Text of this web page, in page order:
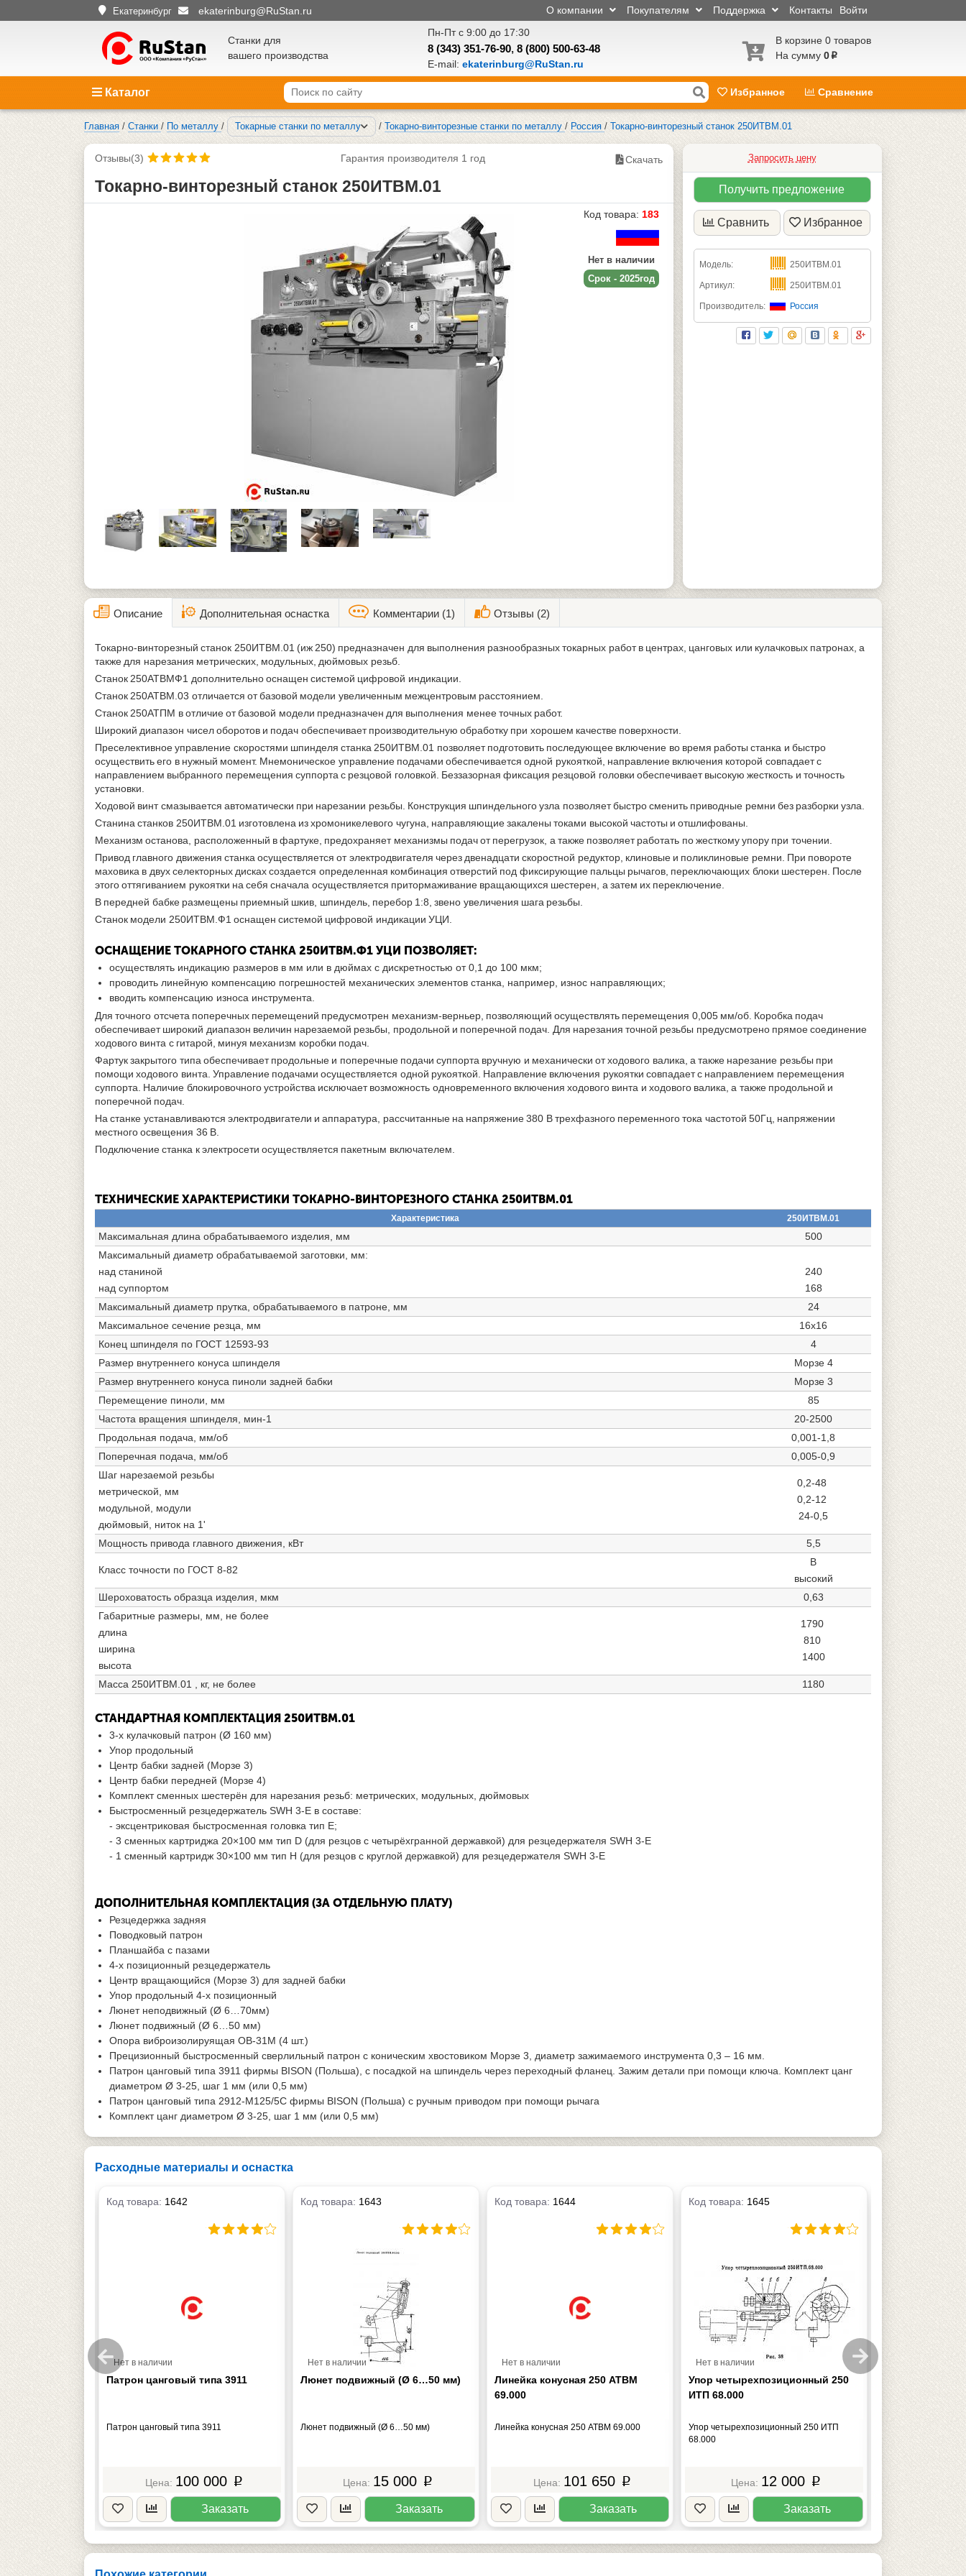
Екатеринбург ekaterinburg@RuStan.ru Войти
Контакты
Поддержка
Покупателям
О компании
Станки для
вашего производства
Пн-Пт с 9:00 до 17:30
8 (343) 351-76-90, 8 (800) 500-63-48
E-mail: ekaterinburg@RuStan.ru
В корзине 0 товаров
На сумму 0 p
Каталог Избранное Сравнение
Главная / Станки / По металлу / Токарные станки по металлу / Токарно-винторезные станки по металлу / Россия / Токарно-винторезный станок 250ИТВМ.01
Отзывы(3) Гарантия производителя 1 год Скачать
Токарно-винторезный станок 250ИТВМ.01
Код товара: 183
Нет в наличии
Срок - 2025год
Запросить цену
Получить предложение
Сравнить Избранное
Модель: 250ИТВМ.01
Артикул: 250ИТВМ.01
Производитель: Россия
Описание Дополнительная оснастка Комментарии (1) Отзывы (2)
Токарно-винторезный станок 250ИТВМ.01 (иж 250) предназначен для выполнения разнообразных токарных работ в центрах, цанговых или кулачковых патронах, а
также для нарезания метрических, модульных, дюймовых резьб.
Станок 250АТВМФ1 дополнительно оснащен системой цифровой индикации.
Станок 250АТВМ.03 отличается от базовой модели увеличенным межцентровым расстоянием.
Станок 250АТПМ в отличие от базовой модели предназначен для выполнения менее точных работ.
Широкий диапазон чисел оборотов и подач обеспечивает производительную обработку при хорошем качестве поверхности.
Преселективное управление скоростями шпинделя станка 250ИТВМ.01 позволяет подготовить последующее включение во время работы станка и быстро
осуществить его в нужный момент. Мнемоническое управление подачами обеспечивается одной рукояткой, направление включения которой совпадает с
направлением выбранного перемещения суппорта с резцовой головкой. Беззазорная фиксация резцовой головки обеспечивает высокую жесткость и точность
установки.
Ходовой винт смазывается автоматически при нарезании резьбы. Конструкция шпиндельного узла позволяет быстро сменить приводные ремни без разборки узла.
Станина станков 250ИТВМ.01 изготовлена из хромоникелевого чугуна, направляющие закалены токами высокой частоты и отшлифованы.
Механизм останова, расположенный в фартуке, предохраняет механизмы подач от перегрузок, а также позволяет работать по жесткому упору при точении.
Привод главного движения станка осуществляется от электродвигателя через двенадцати скоростной редуктор, клиновые и поликлиновые ремни. При повороте
маховика в двух селекторных дисках создается определенная комбинация отверстий под фиксирующие пальцы рычагов, переключающих блоки шестерен. После
этого оттягиванием рукоятки на себя сначала осуществляется притормаживание вращающихся шестерен, а затем их переключение.
В передней бабке размещены приемный шкив, шпиндель, перебор 1:8, звено увеличения шага резьбы.
Станок модели 250ИТВМ.Ф1 оснащен системой цифровой индикации УЦИ.
ОСНАЩЕНИЕ ТОКАРНОГО СТАНКА 250ИТВМ.Ф1 УЦИ ПОЗВОЛЯЕТ:
осуществлять индикацию размеров в мм или в дюймах с дискретностью от 0,1 до 100 мкм;
проводить линейную компенсацию погрешностей механических элементов станка, например, износ направляющих;
вводить компенсацию износа инструмента.
Для точного отсчета поперечных перемещений предусмотрен механизм-верньер, позволяющий осуществлять перемещения 0,005 мм/об. Коробка подач
обеспечивает широкий диапазон величин нарезаемой резьбы, продольной и поперечной подач. Для нарезания точной резьбы предусмотрено прямое соединение
ходового винта с гитарой, минуя механизм коробки подач.
Фартук закрытого типа обеспечивает продольные и поперечные подачи суппорта вручную и механически от ходового валика, а также нарезание резьбы при
помощи ходового винта. Управление подачами осуществляется одной рукояткой. Направление включения рукоятки совпадает с направлением перемещения
суппорта. Наличие блокировочного устройства исключает возможность одновременного включения ходового винта и ходового валика, а также продольной и
поперечной подач.
На станке устанавливаются электродвигатели и аппаратура, рассчитанные на напряжение 380 В трехфазного переменного тока частотой 50Гц, напряжении
местного освещения 36 В.
Подключение станка к электросети осуществляется пакетным включателем.
ТЕХНИЧЕСКИЕ ХАРАКТЕРИСТИКИ ТОКАРНО-ВИНТОРЕЗНОГО СТАНКА 250ИТВМ.01
Характеристика 250ИТВМ.01
Максимальная длина обрабатываемого изделия, мм
500
Максимальный диаметр обрабатываемой заготовки, мм:
над станиной
над суппортом
240
168
Максимальный диаметр прутка, обрабатываемого в патроне, мм
24
Максимальное сечение резца, мм
16х16
Конец шпинделя по ГОСТ 12593-93
4
Размер внутреннего конуса шпинделя
Морзе 4
Размер внутреннего конуса пиноли задней бабки
Морзе 3
Перемещение пиноли, мм
85
Частота вращения шпинделя, мин-1
20-2500
Продольная подача, мм/об
0,001-1,8
Поперечная подача, мм/об
0,005-0,9
Шаг нарезаемой резьбы
метрической, мм
модульной, модули
дюймовый, ниток на 1'
0,2-48
0,2-12
24-0,5
Мощность привода главного движения, кВт 5,5
Класс точности по ГОСТ 8-82
В
высокий
Шероховатость образца изделия, мкм
0,63
Габаритные размеры, мм, не более
длина
ширина
высота
1790
810
1400
Масса 250ИТВМ.01 , кг, не более 1180
СТАНДАРТНАЯ КОМПЛЕКТАЦИЯ 250ИТВМ.01
3-х кулачковый патрон (Ø 160 мм)
Упор продольный
Центр бабки задней (Морзе 3)
Центр бабки передней (Морзе 4)
Комплект сменных шестерён для нарезания резьб: метрических, модульных, дюймовых
Быстросменный резцедержатель SWH 3-E в составе:
- эксцентриковая быстросменная головка тип Е;
- 3 сменных картриджа 20×100 мм тип D (для резцов с четырёхгранной державкой) для резцедержателя SWH 3-E
- 1 сменный картридж 30×100 мм тип Н (для резцов с круглой державкой) для резцедержателя SWH 3-E
ДОПОЛНИТЕЛЬНАЯ КОМПЛЕКТАЦИЯ (ЗА ОТДЕЛЬНУЮ ПЛАТУ)
Резцедержка задняя
Поводковый патрон
Планшайба с пазами
4-х позиционный резцедержатель
Центр вращающийся (Морзе 3) для задней бабки
Упор продольный 4-х позиционный
Люнет неподвижный (Ø 6…70мм)
Люнет подвижный (Ø 6…50 мм)
Опора виброизолируящая ОВ-31М (4 шт.)
Прецизионный быстросменный сверлильный патрон с коническим хвостовиком Морзе 3, диаметр зажимаемого инструмента 0,3 – 16 мм.
Патрон цанговый типа 3911 фирмы BISON (Польша), с посадкой на шпиндель через переходный фланец. Зажим детали при помощи ключа. Комплект цанг
диаметром Ø 3-25, шаг 1 мм (или 0,5 мм)
Патрон цанговый типа 2912-М125/5С фирмы BISON (Польша) с ручным приводом при помощи рычага
Комплект цанг диаметром Ø 3-25, шаг 1 мм (или 0,5 мм)
Расходные материалы и оснастка
64.000
Код товара: 1642
Нет в наличии
Патрон цанговый типа 3911
Патрон цанговый типа 3911
100 000 p
Заказать
Код товара: 1643
Нет в наличии
Люнет подвижный (Ø 6…50 мм)
Люнет подвижный (Ø 6…50 мм)
15 000 p
Заказать
Код товара: 1644
Нет в наличии
Линейка конусная 250 АТВМ
69.000
Линейка конусная 250 АТВМ 69.000
101 650 p
Заказать
Код товара: 1645
Нет в наличии
Упор четырехпозиционный 250
ИТП 68.000
Упор четырехпозиционный 250 ИТП
68.000
12 000 p
Заказать
Код товара:
Нет в наличии
Планшайба с